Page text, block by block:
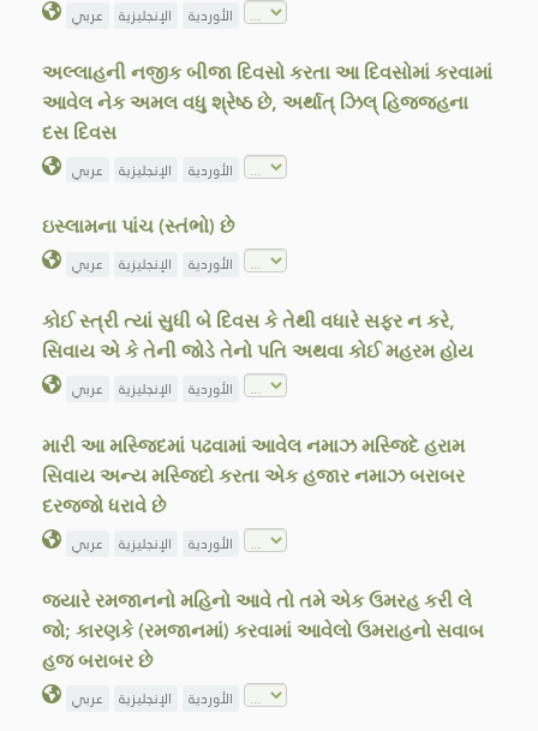
عربي الإنجليزية الأوردية
અલ્લાહની નજીક બીજા દિવસો કરતા આ દિવસોમાં કરવામાં
આવેલ નેક અમલ વધુ શ્રેષ્ઠ છે, અર્થાત્ ઝિલ્ હિજ્જહના
દસ દિવસ
عربي الإنجليزية الأوردية
ઇસ્લામના પાંચ (સ્તંભો) છે
عربي الإنجليزية الأوردية
કોઈ સ્ત્રી ત્યાં સુધી બે દિવસ કે તેથી વધારે સફર ન કરે,
સિવાય એ કે તેની જોડે તેનો પતિ અથવા કોઈ મહરમ હોય
عربي الإنجليزية الأوردية
મારી આ મસ્જિદમાં પઢવામાં આવેલ નમાઝ મસ્જિદે હરામ
સિવાય અન્ય મસ્જિદો કરતા એક હજાર નમાઝ બરાબર
દરજ્જો ધરાવે છે
عربي الإنجليزية الأوردية
જ્યારે રમજાનનો મહિનો આવે તો તમે એક ઉમરહ કરી લે
જો; કારણકે (રમજાનમાં) કરવામાં આવેલો ઉમરાહનો સવાબ
હજ બરાબર છે
عربي الإنجليزية الأوردية